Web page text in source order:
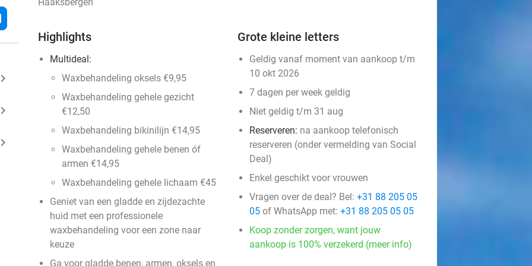
keyboard_arrow_right
keyboard_arrow_right
keyboard_arrow_right
Highlights
Multideal:
Waxbehandeling oksels €9,95
Waxbehandeling gehele gezicht
€12,50
Waxbehandeling bikinilijn €14,95
Waxbehandeling gehele benen óf
armen €14,95
Waxbehandeling gehele lichaam €45
Geniet van een gladde en zijdezachte
huid met een professionele
waxbehandeling voor een zone naar
keuze
Ga voor gladde benen, armen, oksels en
Grote kleine letters
Geldig vanaf moment van aankoop t/m
10 okt 2026
7 dagen per week geldig
Niet geldig t/m 31 aug
Reserveren: na aankoop telefonisch
reserveren (onder vermelding van Social
Deal)
Enkel geschikt voor vrouwen
Vragen over de deal? Bel: +31 88 205 05
05 of WhatsApp met: +31 88 205 05 05
Koop zonder zorgen, want jouw
aankoop is 100% verzekerd (meer info)